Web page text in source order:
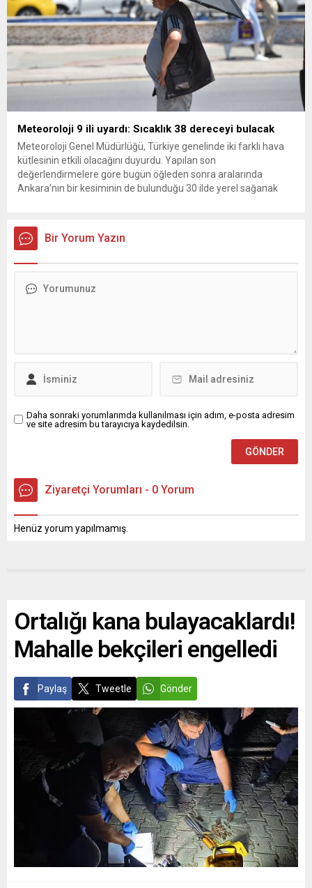
Meteoroloji 9 ili uyardı: Sıcaklık 38 dereceyi bulacak
Meteoroloji Genel Müdürlüğü, Türkiye genelinde iki farklı hava
kütlesinin etkili olacağını duyurdu. Yapılan son
değerlendirmelere göre bugün öğleden sonra aralarında
Ankara’nın bir kesiminin de bulunduğu 30 ilde yerel sağanak
üzerine çıkarak yaz değerlerine ulaşacak. Ayrıca...
Bir Yorum Yazın
Daha sonraki yorumlarımda kullanılması için adım, e-posta adresim
ve site adresim bu tarayıcıya kaydedilsin.
Ziyaretçi Yorumları - 0 Yorum
Henüz yorum yapılmamış.
Ortalığı kana bulayacaklardı!
Mahalle bekçileri engelledi
Paylaş Tweetle Gönder